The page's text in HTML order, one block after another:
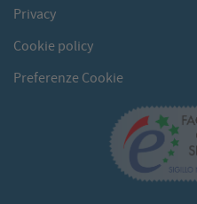
Privacy
Cookie policy
Preferenze Cookie